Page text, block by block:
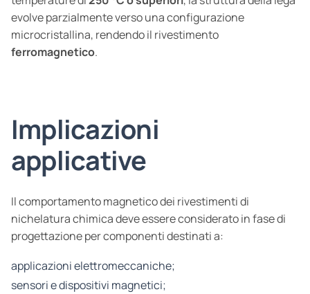
evolve parzialmente verso una configurazione
microcristallina, rendendo il rivestimento
ferromagnetico.
Implicazioni
applicative
Il comportamento magnetico dei rivestimenti di
nichelatura chimica deve essere considerato in fase di
progettazione per componenti destinati a:
applicazioni elettromeccaniche;
sensori e dispositivi magnetici;